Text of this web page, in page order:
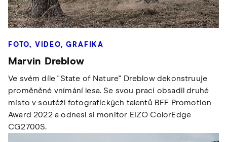
FOTO, VIDEO, GRAFIKA
Marvin Dreblow
Ve svém díle "State of Nature" Dreblow dekonstruuje
proměněné vnímání lesa. Se svou prací obsadil druhé
místo v soutěži fotografických talentů BFF Promotion
Award 2022 a odnesl si monitor EIZO ColorEdge
CG2700S.